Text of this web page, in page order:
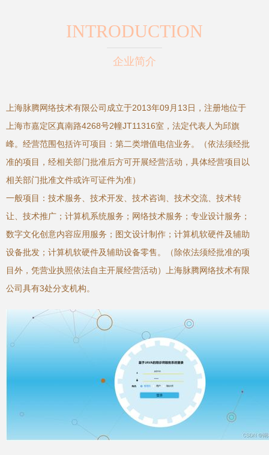
INTRODUCTION
企业简介
上海脉腾网络技术有限公司成立于2013年09月13日，注册地位于
上海市嘉定区真南路4268号2幢JT11316室，法定代表人为邱旗
峰。经营范围包括许可项目：第二类增值电信业务。（依法须经批
准的项目，经相关部门批准后方可开展经营活动，具体经营项目以
相关部门批准文件或许可证件为准）
一般项目：技术服务、技术开发、技术咨询、技术交流、技术转
让、技术推广；计算机系统服务；网络技术服务；专业设计服务；
数字文化创意内容应用服务；图文设计制作；计算机软硬件及辅助
设备批发；计算机软硬件及辅助设备零售。（除依法须经批准的项
目外，凭营业执照依法自主开展经营活动）上海脉腾网络技术有限
公司具有3处分支机构。